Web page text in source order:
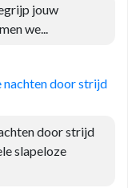
jouw
we...
door strijd
door strijd
slapeloze